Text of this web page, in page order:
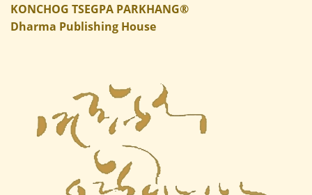
KONCHOG TSEGPA PARKHANG®
Dharma Publishing House